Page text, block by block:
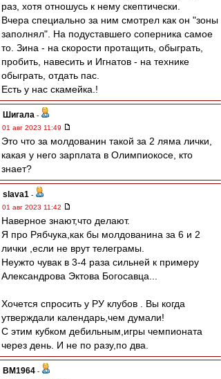
раз, хотя отношусь к нему скептически.
Вчера специально за ним смотрел как он "зоны
заполнял". На подуставшего соперника самое
то. Зина - на скорости протащить, обыграть,
пробить, навесить и Игнатов - на технике
обыграть, отдать пас.
Есть у нас скамейка.!
Шигала -
01 авг 2023 11:49
Это что за молдованин такой за 2 ляма лички,
какая у него зарплата в Олимпиокосе, кто
знает?
slava1 -
01 авг 2023 11:42
Наверное знают,что делают.
Я про Рябчука,как бы молдованина за 6 и 2
лички ,если не врут телеграмы.
Неужто чувак в 3-4 раза сильней к примеру
Александрова Эктова Богосавца...
Хочется спросить у РУ клубов . Вы когда
утверждали календарь,чем думали!
С этим кубком дебильным,игры чемпионата
через день. И не по разу,по два.
BM1964 -